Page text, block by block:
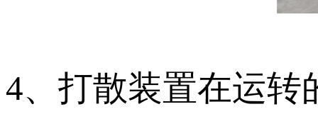
4、打散装置在运转